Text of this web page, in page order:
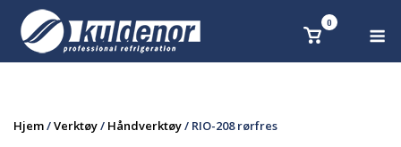
content
Se 0
Hjem/Verktøy/ Håndverktøy/ RIO-208 rørfres